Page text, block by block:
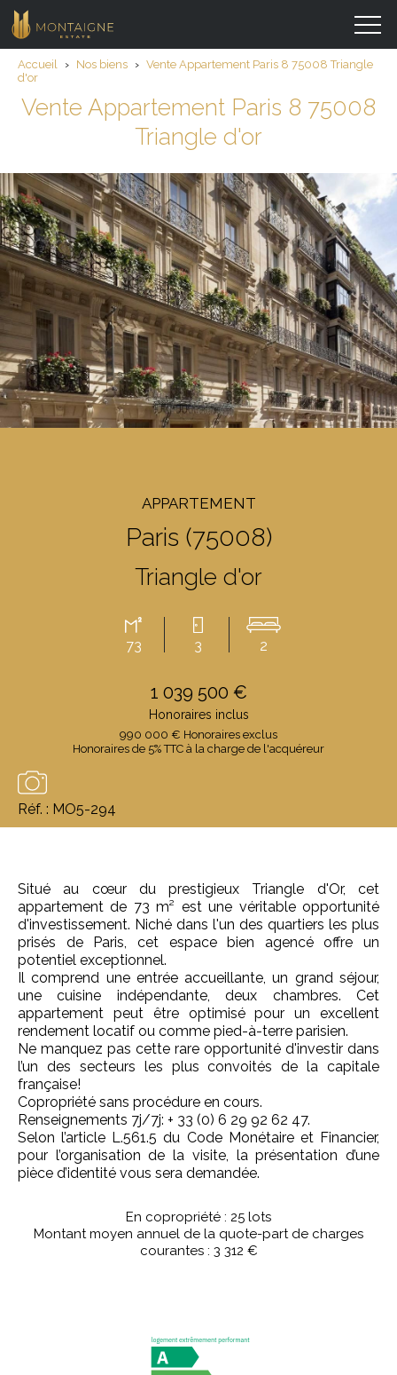
APPARTEMENT
Paris (75008)
Triangle d'or
73 3 2
1 039 500 €
Honoraires inclus
990 000 € Honoraires exclus
Honoraires de 5% TTC à la charge de l'acquéreur
Réf. : MO5-294
Accueil › Nos biens › Vente Appartement Paris 8 75008 Triangle
d'or
Vente Appartement Paris 8 75008
Triangle d'or
Situé au cœur du prestigieux Triangle d'Or, cet
appartement de 73 m² est une véritable opportunité
d'investissement. Niché dans l'un des quartiers les plus
prisés de Paris, cet espace bien agencé offre un
potentiel exceptionnel.
Il comprend une entrée accueillante, un grand séjour,
une cuisine indépendante, deux chambres. Cet
appartement peut être optimisé pour un excellent
rendement locatif ou comme pied-à-terre parisien.
Ne manquez pas cette rare opportunité d'investir dans
l’un des secteurs les plus convoités de la capitale
française!
Copropriété sans procédure en cours.
Renseignements 7j/7j: + 33 (0) 6 29 92 62 47.
Selon l’article L.561.5 du Code Monétaire et Financier,
pour l’organisation de la visite, la présentation d’une
pièce d’identité vous sera demandée.
En copropriété : 25 lots
Montant moyen annuel de la quote-part de charges
courantes : 3 312 €